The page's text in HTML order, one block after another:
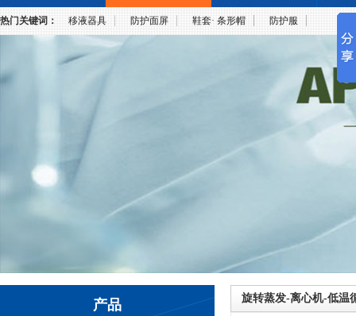
热门关键词： 移液器具 防护面屏 鞋套· 条形帽 防护服
产品 旋转蒸发-离心机-低温